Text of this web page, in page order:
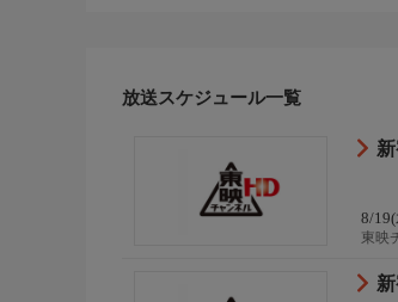
放送スケジュール一覧
8/
東映